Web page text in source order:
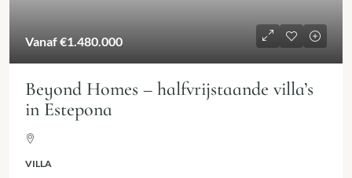
Vanaf€1.480.000
Beyond Homes – halfvrijstaande villa’s
in Estepona
VILLA